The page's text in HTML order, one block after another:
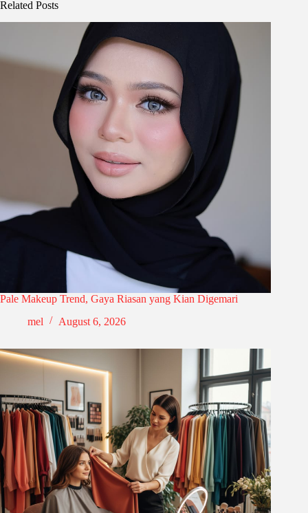
Related Posts
Pale Makeup Trend, Gaya Riasan yang Kian Digemari
mel
August 6, 2026